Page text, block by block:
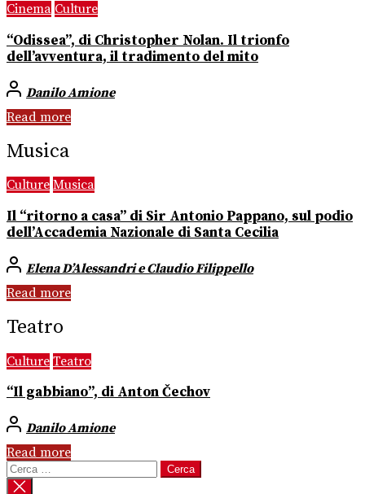
Cinema Culture
“Odissea”, di Christopher Nolan. Il trionfo
dell’avventura, il tradimento del mito
Danilo Amione
Read more
Musica
Culture Musica
Il “ritorno a casa” di Sir Antonio Pappano, sul podio
dell’Accademia Nazionale di Santa Cecilia
Elena D’Alessandri e Claudio Filippello
Read more
Teatro
Culture Teatro
“Il gabbiano”, di Anton Čechov
Danilo Amione
Read more
Ricerca
per: